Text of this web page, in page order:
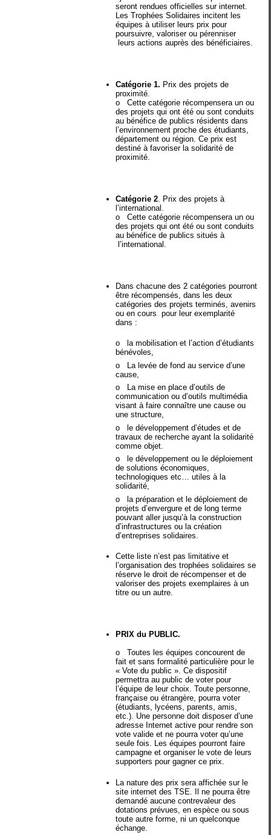
seront rendues officielles sur internet.
Les Trophées Solidaires incitent les
équipes à utiliser leurs prix pour
poursuivre, valoriser ou pérenniser
leurs actions auprès des bénéficiaires.
Catégorie 1. Prix des projets de
proximité.
o Cette catégorie récompensera un ou
des projets qui ont été ou sont conduits
au bénéfice de publics résidents dans
l’environnement proche des étudiants,
département ou région. Ce prix est
destiné à favoriser la solidarité de
proximité.
Catégorie 2 . Prix des projets à
l’international.
o Cette catégorie récompensera un ou
des projets qui ont été ou sont conduits
au bénéfice de publics situés à
l’international.
Dans chacune des 2 catégories pourront
être récompensés, dans les deux
catégories des projets terminés, avenirs
ou en cours pour leur exemplarité
dans :
o
la mobilisation et l’action d’étudiants
bénévoles,
o La levée de fond au service d’une
cause,
o
La mise en place d’outils de
communication ou d’outils multimédia
visant à faire connaître une cause ou
une structure,
ole développement d’études et de
travaux de recherche ayant la solidarité
comme objet.
o
le développement ou le déploiement
de solutions économiques,
technologiques etc… utiles à la
solidarité,
ola préparation et le déploiement de
projets d’envergure et de long terme
pouvant aller jusqu’à la construction
d’infrastructures ou la création
d’entreprises solidaires.
Cette liste n’est pas limitative et
l’organisation des trophées solidaires se
réserve le droit de récompenser et de
valoriser des projets exemplaires à un
titre ou un autre.
PRIX du PUBLIC.
o Toutes les équipes concourent de
fait et sans formalité particulière pour le
« Vote du public ». Ce dispositif
permettra au public de voter pour
l’équipe de leur choix. Toute personne,
française ou étrangère, pourra voter
(étudiants, lycéens, parents, amis,
etc.). Une personne doit disposer d’une
adresse Internet active pour rendre son
vote valide et ne pourra voter qu’une
seule fois. Les équipes pourront faire
campagne et organiser le vote de leurs
supporters pour gagner ce prix.
La nature des prix sera affichée sur le
site internet des TSE. Il ne pourra être
demandé aucune contrevaleur des
dotations prévues, en espèce ou sous
toute autre forme, ni un quelconque
échange.